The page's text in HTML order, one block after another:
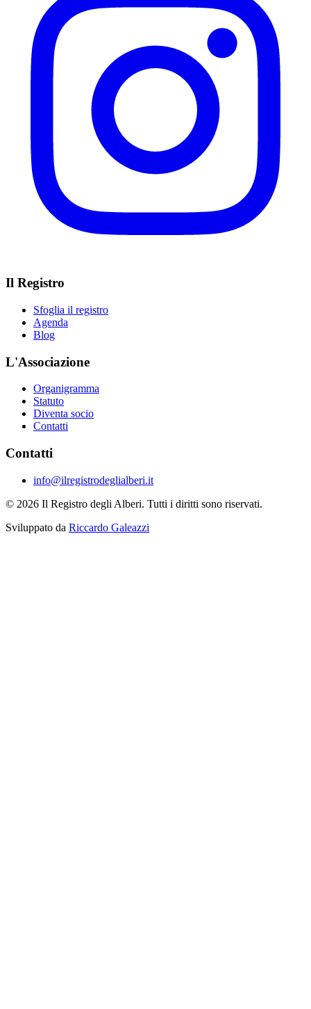
Il Registro
Sfoglia il registro
Agenda
Blog
L'Associazione
Organigramma
Statuto
Diventa socio
Contatti
Contatti
info@ilregistrodeglialberi.it
© 2026 Il Registro degli Alberi. Tutti i diritti sono riservati.
Sviluppato da Riccardo Galeazzi